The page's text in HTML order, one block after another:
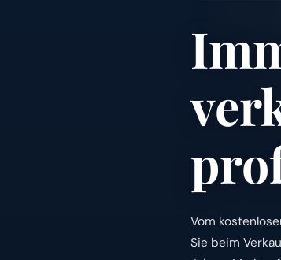
Vom
Sie beim